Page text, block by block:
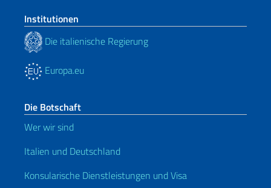
Institutionen
Die italienische Regierung
Europa.eu
Die Botschaft
Wer wir sind
Italien und Deutschland
Konsularische Dienstleistungen und Visa